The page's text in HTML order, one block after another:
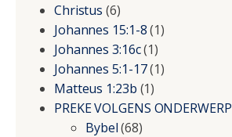
Christus (6)
Johannes 15:1-8(1)
Johannes 3:16c(1)
Johannes 5:1-17(1)
Matteus 1:23b (1)
PREKE VOLGENS ONDERWERP
Bybel(68)